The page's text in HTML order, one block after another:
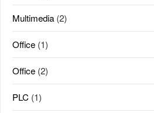
Multimedia (2)
Office (1)
Office (2)
PLC (1)